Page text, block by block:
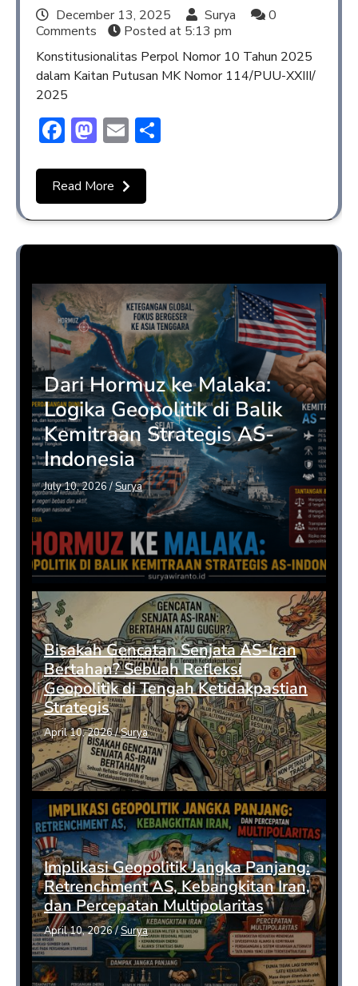
December 13, 2025 Surya
0
Comments
Posted at 5:13 pm
Konstitusionalitas Perpol Nomor 10 Tahun 2025
dalam Kaitan Putusan MK Nomor 114/PUU-XXIII/
2025
Facebook
Mastodon
Email
Read More
Dari Hormuz ke Malaka:
Logika Geopolitik di Balik
Kemitraan Strategis AS-
Indonesia
July 10, 2026/Surya
Bisakah Gencatan Senjata AS-Iran
Bertahan? Sebuah Refleksi
Geopolitik di Tengah Ketidakpastian
Strategis
April 10, 2026/Surya
Implikasi Geopolitik Jangka Panjang:
Retrenchment AS, Kebangkitan Iran,
dan Percepatan Multipolaritas
April 10, 2026/Surya